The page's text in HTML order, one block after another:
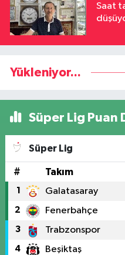
Saat
Yükleniyor...
Süper Lig Puan
Süper Lig
# Takım
1 Galatasaray
2 Fenerbahçe
3 Trabzonspor
4 Beşiktaş